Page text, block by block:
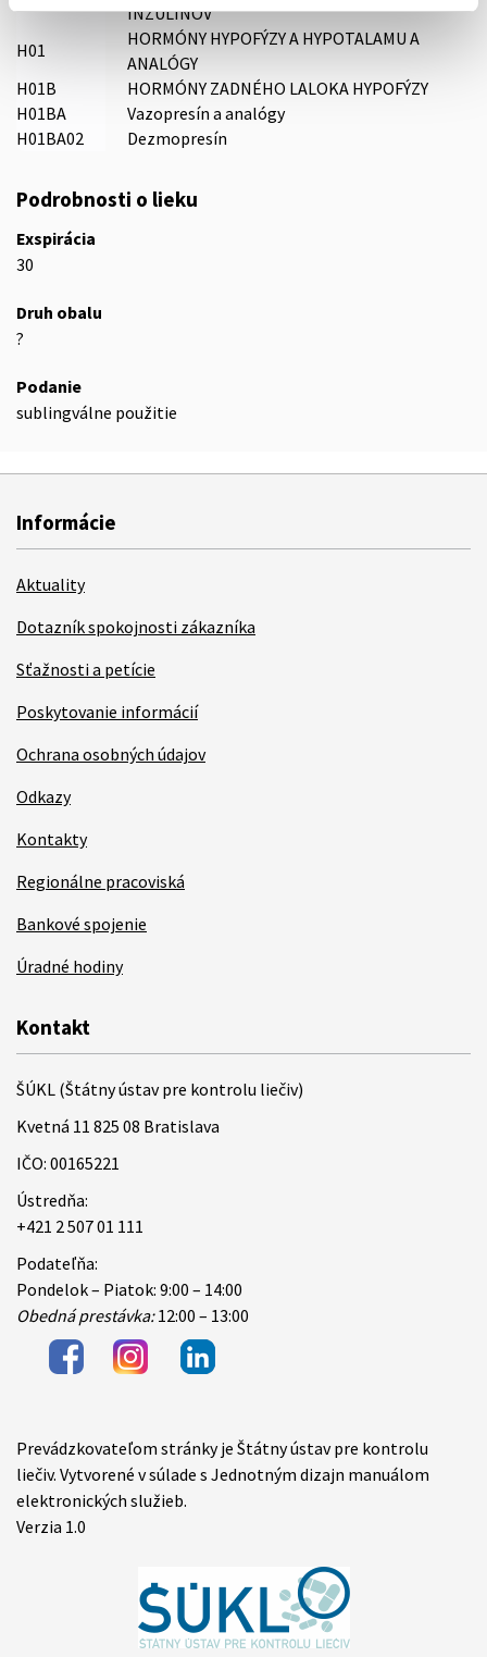
INZULÍNOV
H01
HORMÓNY HYPOFÝZY A HYPOTALAMU A
ANALÓGY
H01B
HORMÓNY ZADNÉHO LALOKA HYPOFÝZY
H01BA
Vazopresín a analógy
H01BA02
Dezmopresín
Podrobnosti o lieku
Exspirácia
30
Druh obalu
?
Podanie
sublingválne použitie
Informácie
Aktuality
Dotazník spokojnosti zákazníka
Sťažnosti a petície
Poskytovanie informácií
Ochrana osobných údajov
Odkazy
Kontakty
Regionálne pracoviská
Bankové spojenie
Úradné hodiny
Kontakt
ŠÚKL (Štátny ústav pre kontrolu liečiv)
Kvetná 11 825 08 Bratislava
IČO: 00165221
Ústredňa:
+421 2 507 01 111
Podateľňa:
Pondelok – Piatok: 9:00 – 14:00
Obedná prestávka:12:00 – 13:00
Items
Prevádzkovateľom stránky je Štátny ústav pre kontrolu
liečiv. Vytvorené v súlade s Jednotným dizajn manuálom
elektronických služieb.
Verzia 1.0